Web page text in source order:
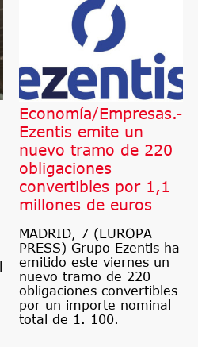
Economía/Empresas.-
Ezentis emite un
nuevo tramo de 220
obligaciones
convertibles por 1,1
millones de euros
MADRID, 7 (EUROPA
PRESS) Grupo Ezentis ha
emitido este viernes un
nuevo tramo de 220
obligaciones convertibles
por un importe nominal
total de 1. 100.